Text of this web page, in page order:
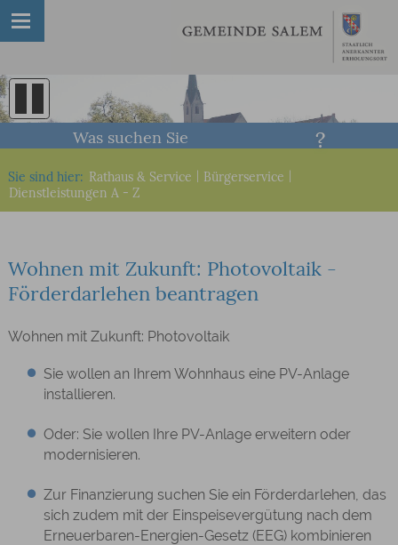
Sie sind hier: Rathaus & Service Bürgerservice
Dienstleistungen A - Z
Was suchen Sie
Wohnen mit Zukunft: Photovoltaik -
Förderdarlehen beantragen
Wohnen mit Zukunft: Photovoltaik
Sie wollen an Ihrem Wohnhaus eine PV-Anlage
installieren.
Oder: Sie wollen Ihre PV-Anlage erweitern oder
modernisieren.
Zur Finanzierung suchen Sie ein Förderdarlehen, das
sich zudem mit der Einspeisevergütung nach dem
Erneuerbaren-Energien-Gesetz (EEG) kombinieren